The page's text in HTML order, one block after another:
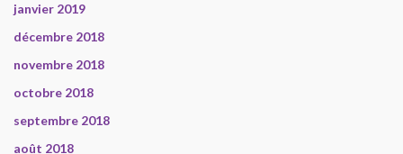
janvier 2019
décembre 2018
novembre 2018
octobre 2018
septembre 2018
août 2018